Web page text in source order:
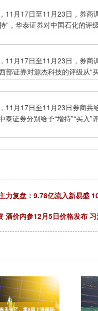
月17日至11月23日，券商
”，华泰证券对中国石化的评
月17日至11月23日，券商
部证券对源杰科技的评级从“
月17日至11月23日券商共
泰证券分别给予“增持”“买入
力复盘：9.78亿流入新易盛
酒价内参12月5日价格发布